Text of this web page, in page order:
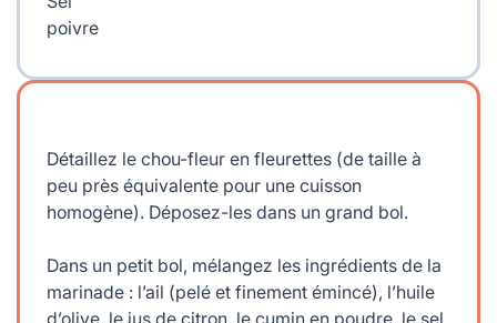
poivre
Détaillez le chou-fleur en fleurettes (de taille à
peu près équivalente pour une cuisson
homogène). Déposez-les dans un grand bol.
Dans un petit bol, mélangez les ingrédients de la
marinade : l’ail (pelé et finement émincé), l’huile
d’olive, le jus de citron, le cumin en poudre, le sel